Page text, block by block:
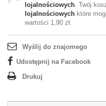
lojalnościowych. Twój
lojalnościowych które
wartości 1,90 zł.
Wyślij do znajomego
Udostępnij na Facebook
Drukuj